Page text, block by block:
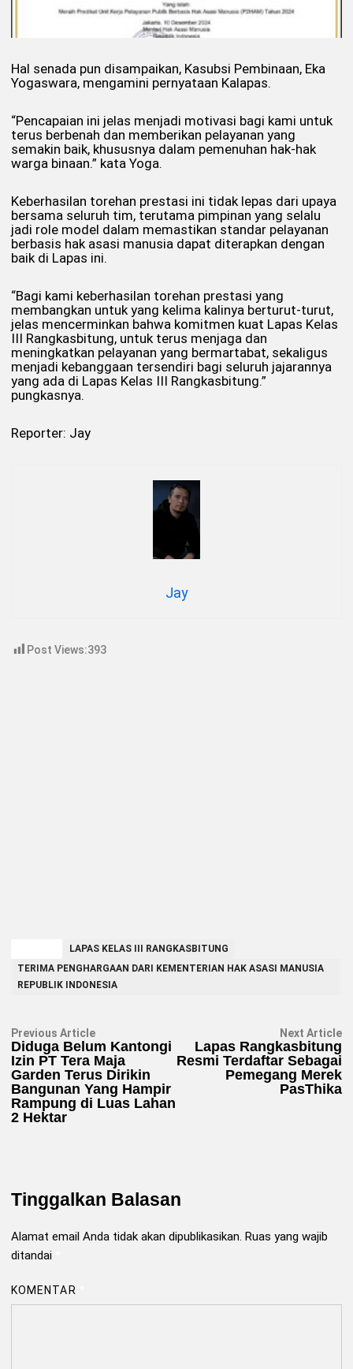
Hal senada pun disampaikan, Kasubsi Pembinaan, Eka
Yogaswara, mengamini pernyataan Kalapas.
“Pencapaian ini jelas menjadi motivasi bagi kami untuk
terus berbenah dan memberikan pelayanan yang
semakin baik, khususnya dalam pemenuhan hak-hak
warga binaan.” kata Yoga.
Keberhasilan torehan prestasi ini tidak lepas dari upaya
bersama seluruh tim, terutama pimpinan yang selalu
jadi role model dalam memastikan standar pelayanan
berbasis hak asasi manusia dapat diterapkan dengan
baik di Lapas ini.
“Bagi kami keberhasilan torehan prestasi yang
membangkan untuk yang kelima kalinya berturut-turut,
jelas mencerminkan bahwa komitmen kuat Lapas Kelas
III Rangkasbitung, untuk terus menjaga dan
meningkatkan pelayanan yang bermartabat, sekaligus
menjadi kebanggaan tersendiri bagi seluruh jajarannya
yang ada di Lapas Kelas III Rangkasbitung.”
pungkasnya.
Reporter: Jay
Jay
Post Views:393
LAPAS KELAS III RANGKASBITUNG
TERIMA PENGHARGAAN DARI KEMENTERIAN HAK ASASI MANUSIA
REPUBLIK INDONESIA
Navigasi
pos
Previous ArticlePrevious
article:
Diduga Belum Kantongi
Izin PT Tera Maja
Garden Terus Dirikin
Bangunan Yang Hampir
Rampung di Luas Lahan
2 Hektar
Next Article
Lapas Rangkasbitung
Resmi Terdaftar Sebagai
Pemegang Merek
PasThika
Tinggalkan Balasan
Alamat email Anda tidak akan dipublikasikan. Ruas yang wajib
ditandai
KOMENTAR